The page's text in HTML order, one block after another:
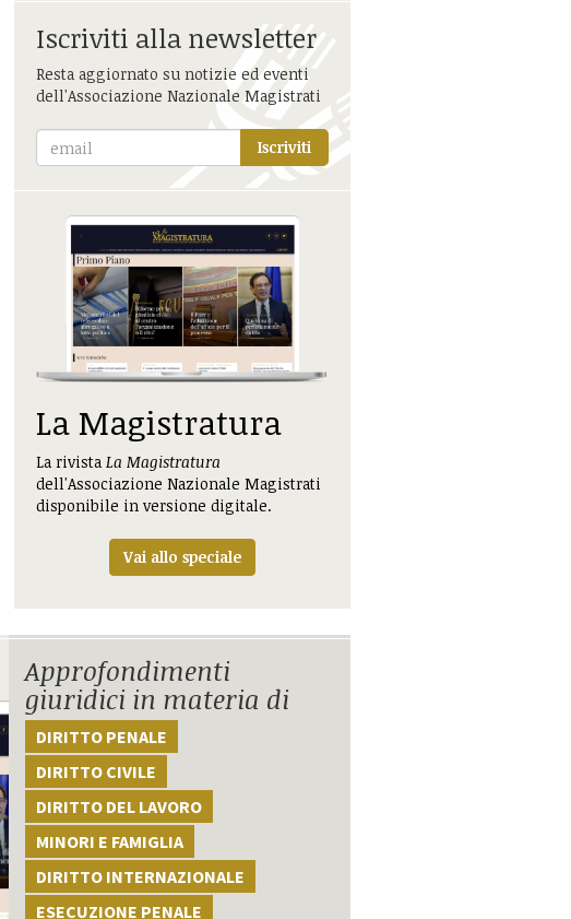
Iscriviti alla newsletter
Resta aggiornato su notizie ed eventi
dell'Associazione Nazionale Magistrati
Iscriviti
La Magistratura
La rivista La Magistratura
dell'Associazione Nazionale Magistrati
disponibile in versione digitale.
Vai allo speciale
Approfondimenti
giuridici in materia di
DIRITTO PENALE
DIRITTO CIVILE
DIRITTO DEL LAVORO
MINORI E FAMIGLIA
DIRITTO INTERNAZIONALE
ESECUZIONE PENALE